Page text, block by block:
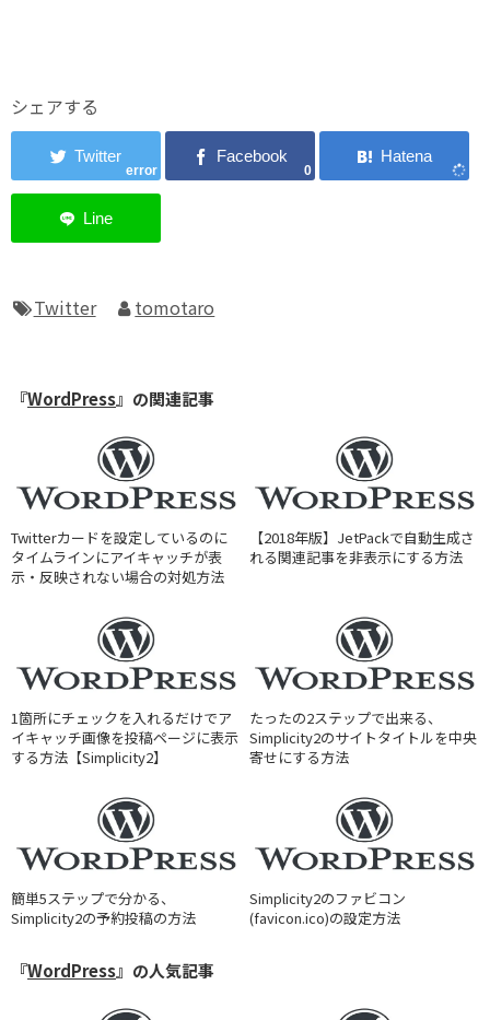
シェアする
error 0
Twitter tomotaro
『WordPress』の関連記事
Twitterカードを設定しているのに
タイムラインにアイキャッチが表
示・反映されない場合の対処方法
【2018年版】JetPackで自動生成さ
れる関連記事を非表示にする方法
1箇所にチェックを入れるだけでア
イキャッチ画像を投稿ページに表示
する方法【Simplicity2】
たったの2ステップで出来る、
Simplicity2のサイトタイトルを中央
寄せにする方法
簡単5ステップで分かる、
Simplicity2の予約投稿の方法
Simplicity2のファビコン
(favicon.ico)の設定方法
『WordPress』の人気記事